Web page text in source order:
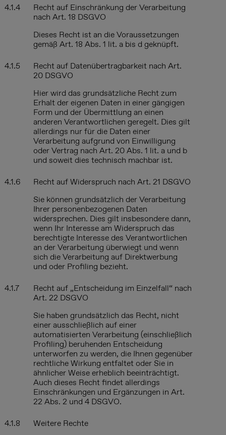
4.1.4
Recht auf Einschränkung der Verarbeitung
nach Art. 18 DSGVO
Dieses Recht ist an die Voraussetzungen
gemäß Art. 18 Abs. 1 lit. a bis d geknüpft.
4.1.5
Recht auf Datenübertragbarkeit nach Art.
20 DSGVO
Hier wird das grundsätzliche Recht zum
Erhalt der eigenen Daten in einer gängigen
Form und der Übermittlung an einen
anderen Verantwortlichen geregelt. Dies gilt
allerdings nur für die Daten einer
Verarbeitung aufgrund von Einwilligung
oder Vertrag nach Art. 20 Abs. 1 lit. a und b
und soweit dies technisch machbar ist.
4.1.6
Recht auf Widerspruch nach Art. 21 DSGVO
Sie können grundsätzlich der Verarbeitung
Ihrer personenbezogenen Daten
widersprechen. Dies gilt insbesondere dann,
wenn Ihr Interesse am Widerspruch das
berechtigte Interesse des Verantwortlichen
an der Verarbeitung überwiegt und wenn
sich die Verarbeitung auf Direktwerbung
und oder Profiling bezieht.
4.1.7
Recht auf „Entscheidung im Einzelfall“ nach
Art. 22 DSGVO
Sie haben grundsätzlich das Recht, nicht
einer ausschließlich auf einer
automatisierten Verarbeitung (einschließlich
Profiling) beruhenden Entscheidung
unterworfen zu werden, die Ihnen gegenüber
rechtliche Wirkung entfaltet oder Sie in
ähnlicher Weise erheblich beeinträchtigt.
Auch dieses Recht findet allerdings
Einschränkungen und Ergänzungen in Art.
22 Abs. 2 und 4 DSGVO.
4.1.8
Weitere Rechte